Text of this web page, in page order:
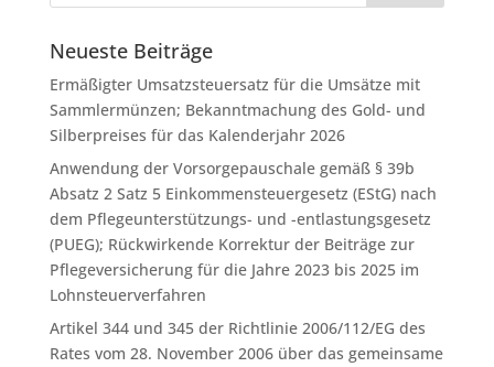
Neueste Beiträge
Ermäßigter Umsatzsteuersatz für die Umsätze mit
Sammlermünzen; Bekanntmachung des Gold- und
Silberpreises für das Kalenderjahr 2026
Anwendung der Vorsorgepauschale gemäß § 39b
Absatz 2 Satz 5 Einkommensteuergesetz (EStG) nach
dem Pflegeunterstützungs- und -entlastungsgesetz
(PUEG); Rückwirkende Korrektur der Beiträge zur
Pflegeversicherung für die Jahre 2023 bis 2025 im
Lohnsteuerverfahren
Artikel 344 und 345 der Richtlinie 2006/112/EG des
Rates vom 28. November 2006 über das gemeinsame